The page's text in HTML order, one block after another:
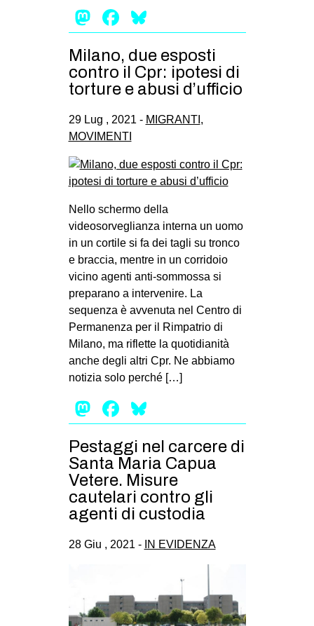
Mastodon
Facebook
Milano, due esposti
contro il Cpr: ipotesi di
torture e abusi d’ufficio
29 Lug , 2021 - MIGRANTI ,
MOVIMENTI
Nello schermo della
videosorveglianza interna un uomo
in un cortile si fa dei tagli su tronco
e braccia, mentre in un corridoio
vicino agenti anti-sommossa si
preparano a intervenire. La
sequenza è avvenuta nel Centro di
Permanenza per il Rimpatrio di
Milano, ma riflette la quotidianità
anche degli altri Cpr. Ne abbiamo
notizia solo perché […]
Mastodon
Facebook
Pestaggi nel carcere di
Santa Maria Capua
Vetere. Misure
cautelari contro gli
agenti di custodia
28 Giu , 2021 - IN EVIDENZA